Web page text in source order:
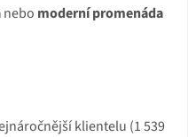
nebo moderní promenáda
klientelu (1 539